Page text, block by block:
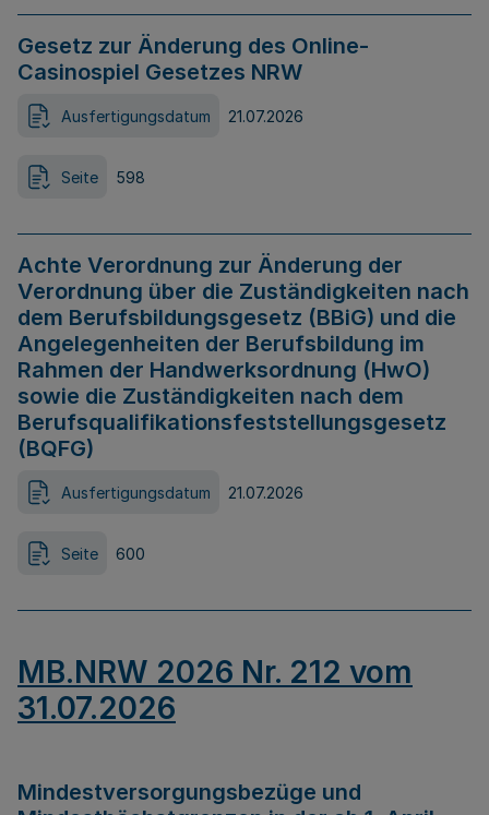
Gesetz zur Änderung des Online-
Casinospiel Gesetzes NRW
Ausfertigungsdatum 21.07.2026
Seite 598
Achte Verordnung zur Änderung der
Verordnung über die Zuständigkeiten nach
dem Berufsbildungsgesetz (BBiG) und die
Angelegenheiten der Berufsbildung im
Rahmen der Handwerksordnung (HwO)
sowie die Zuständigkeiten nach dem
Berufsqualifikationsfeststellungsgesetz
(BQFG)
Ausfertigungsdatum 21.07.2026
Seite 600
MB.NRW 2026 Nr. 212 vom
31.07.2026
Mindestversorgungsbezüge und